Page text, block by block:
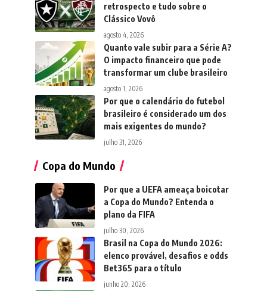
retrospecto e tudo sobre o
Clássico Vovô
agosto 4, 2026
Quanto vale subir para a Série A?
O impacto financeiro que pode
transformar um clube brasileiro
agosto 1, 2026
Por que o calendário do futebol
brasileiro é considerado um dos
mais exigentes do mundo?
julho 31, 2026
Copa do Mundo
Por que a UEFA ameaça boicotar
a Copa do Mundo? Entenda o
plano da FIFA
julho 30, 2026
Brasil na Copa do Mundo 2026:
elenco provável, desafios e odds
Bet365 para o título
junho 20, 2026